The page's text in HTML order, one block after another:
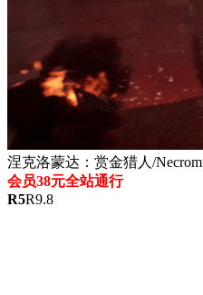
涅克洛蒙达：赏金猎人/
会员38元全站通行
R5R9.8